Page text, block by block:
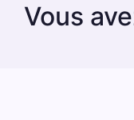
Vous